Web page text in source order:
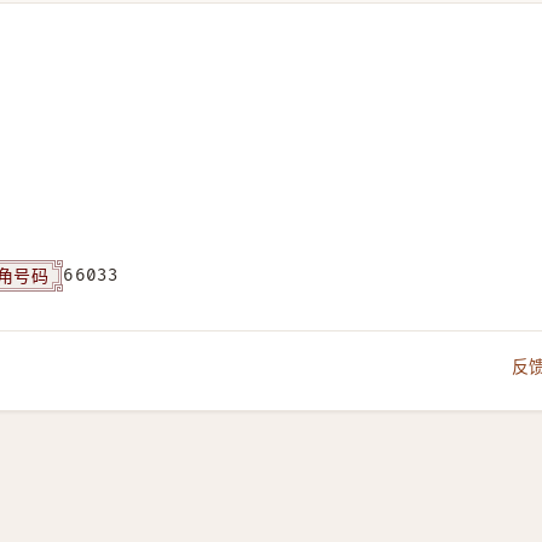
号码 66033
反